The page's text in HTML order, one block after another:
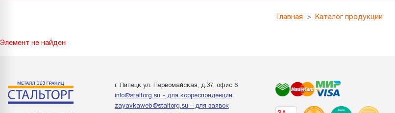
Главная Каталог продукции
Элемент не найден
г. Липецк ул. Первомайская, д.37, офис 6
info@staltorg.su - для корреспонденции
zayavkaweb@staltorg.su - для заявок